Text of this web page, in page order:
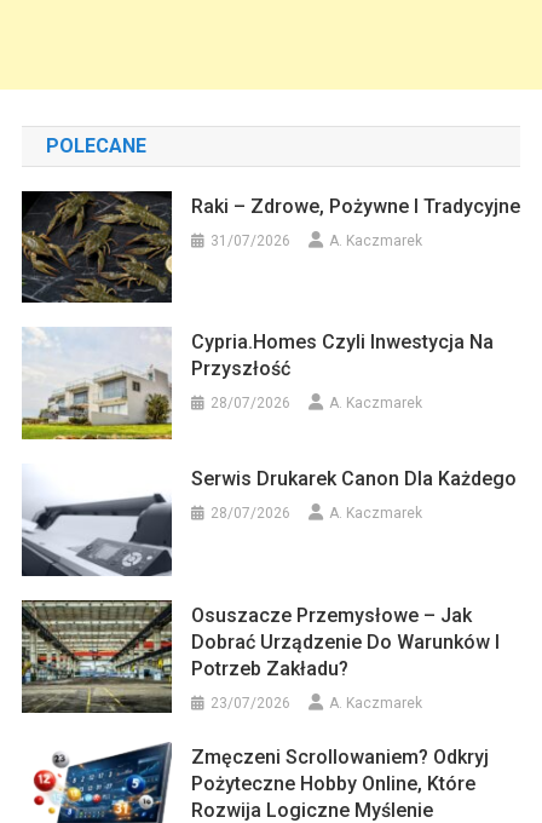
POLECANE
Raki – Zdrowe, Pożywne I Tradycyjne
31/07/2026 A. Kaczmarek
Cypria.homes Czyli Inwestycja Na
Przyszłość
28/07/2026 A. Kaczmarek
Serwis Drukarek Canon Dla Każdego
28/07/2026 A. Kaczmarek
Osuszacze Przemysłowe – Jak
Dobrać Urządzenie Do Warunków I
Potrzeb Zakładu?
23/07/2026 A. Kaczmarek
Zmęczeni Scrollowaniem? Odkryj
Pożyteczne Hobby Online, Które
Rozwija Logiczne Myślenie